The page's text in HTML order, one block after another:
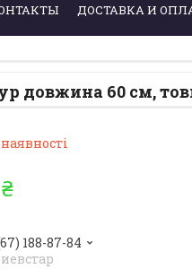
ДОСТАВКА И
довжина 60 см,
188-87-84